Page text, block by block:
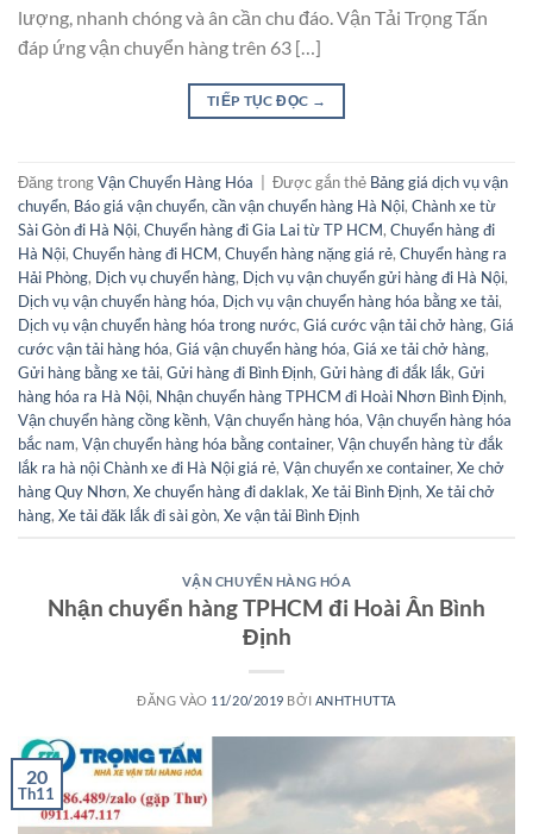
lượng, nhanh chóng và ân cần chu đáo. Vận Tải Trọng Tấn
đáp ứng vận chuyển hàng trên 63 […]
TIẾP TỤC ĐỌC →
Đăng trongVận Chuyển Hàng Hóa Được gắn thẻ Bảng giá dịch vụ vận
chuyển, Báo giá vận chuyển, cần vận chuyển hàng Hà Nội, Chành xe từ
Sài Gòn đi Hà Nội, Chuyển hàng đi Gia Lai từ TP HCM, Chuyển hàng đi
Hà Nội, Chuyển hàng đi HCM, Chuyển hàng nặng giá rẻ, Chuyển hàng ra
Hải Phòng, Dịch vụ chuyển hàng, Dịch vụ vận chuyển gửi hàng đi Hà Nội,
Dịch vụ vận chuyển hàng hóa, Dịch vụ vận chuyển hàng hóa bằng xe tải,
Dịch vụ vận chuyển hàng hóa trong nước, Giá cước vận tải chở hàng, Giá
cước vận tải hàng hóa, Giá vận chuyển hàng hóa, Giá xe tải chở hàng,
Gửi hàng bằng xe tải, Gửi hàng đi Bình Định, Gửi hàng đi đắk lắk, Gửi
hàng hóa ra Hà Nội, Nhận chuyển hàng TPHCM đi Hoài Nhơn Bình Định,
Vận chuyển hàng cồng kềnh, Vận chuyển hàng hóa, Vận chuyển hàng hóa
bắc nam, Vận chuyển hàng hóa bằng container, Vận chuyển hàng từ đắk
lắk ra hà nội Chành xe đi Hà Nội giá rẻ, Vận chuyển xe container, Xe chở
hàng Quy Nhơn, Xe chuyển hàng đi daklak, Xe tải Bình Định, Xe tải chở
hàng, Xe tải đăk lắk đi sài gòn, Xe vận tải Bình Định
VẬN CHUYỂN HÀNG HÓA
Nhận chuyển hàng TPHCM đi Hoài Ân Bình
Định
ĐĂNG VÀO 11/20/2019 BỞI ANHTHUTTA
20
Th11